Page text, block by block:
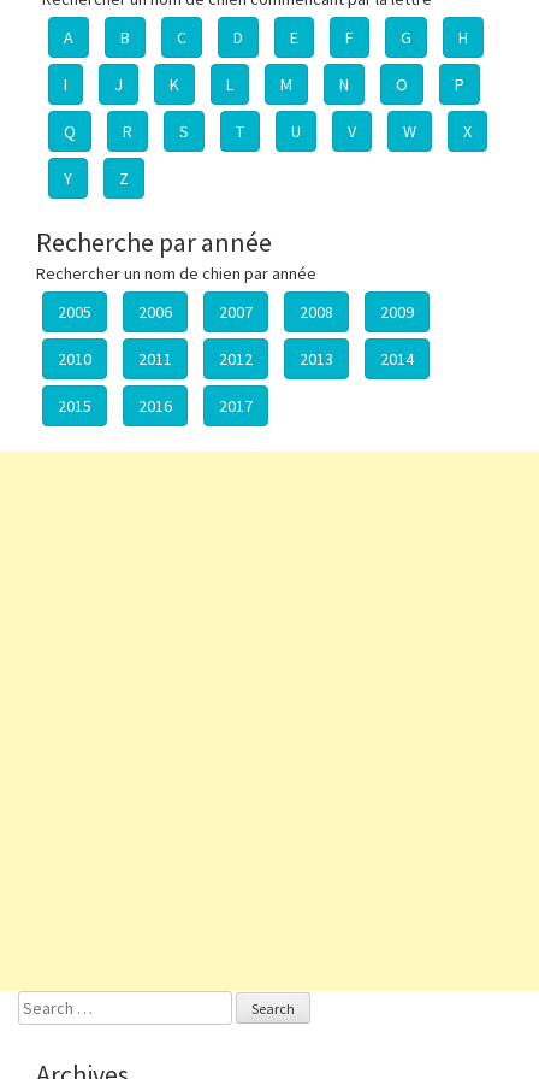
A
B C D E F G H
I J K L M N O P
Q R S T U V W X
Y Z
Recherche par année
Rechercher un nom de chien par année
2005
2006 2007 2008 2009
2010 2011 2012 2013 2014
2015 2016 2017
Search